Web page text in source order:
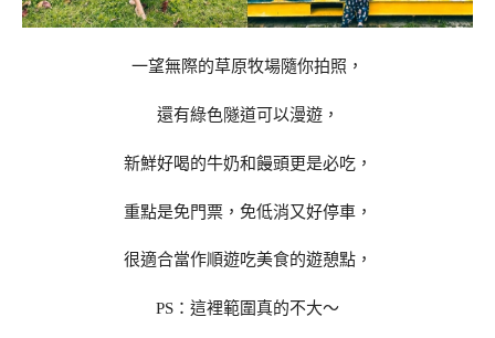
一望無際的草原牧場隨你拍照，
還有綠色隧道可以漫遊，
新鮮好喝的牛奶和饅頭更是必吃，
重點是免門票，免低消又好停車，
很適合當作順遊吃美食的遊憩點，
PS：這裡範圍真的不大～